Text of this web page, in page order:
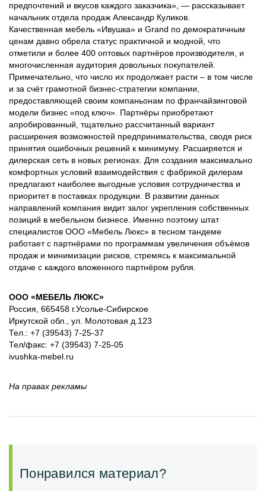
предпочтений и вкусов каждого заказчика», — рассказывает
начальник отдела продаж Александр Куликов.
Качественная мебель «Ивушка» и Grand по демократичным
ценам давно обрела статус практичной и модной, что
отметили и более 400 оптовых партнёров производителя, и
многочисленная аудитория довольных покупателей.
Примечательно, что число их продолжает расти – в том числе
и за счёт грамотной бизнес-стратегии компании,
предоставляющей своим компаньонам по франчайзинговой
модели бизнес «под ключ». Партнёры приобретают
апробированный, тщательно рассчитанный вариант
расширения возможностей предпринимательства, сводя риск
принятия ошибочных решений к минимуму. Расширяется и
дилерская сеть в новых регионах. Для создания максимально
комфортных условий взаимодействия с фабрикой дилерам
предлагают наиболее выгодные условия сотрудничества и
приоритет в поставках продукции. В развитии данных
направлений компания видит залог укрепления собственных
позиций в мебельном бизнесе. Именно поэтому штат
специалистов ООО «Мебель Люкс» в тесном тандеме
работает с партнёрами по программам увеличения объёмов
продаж и минимизации рисков, стремясь к максимальной
отдаче с каждого вложенного партнёром рубля.
ООО «МЕБЕЛЬ ЛЮКС»
Россия, 665458 г.Усолье-Сибирское
Иркутской обл., ул. Молотовая д.123
Тел.: +7 (39543) 7-25-37
Тел/факс: +7 (39543) 7-25-05
ivushka-mebel.ru
На правах рекламы
Понравился материал?